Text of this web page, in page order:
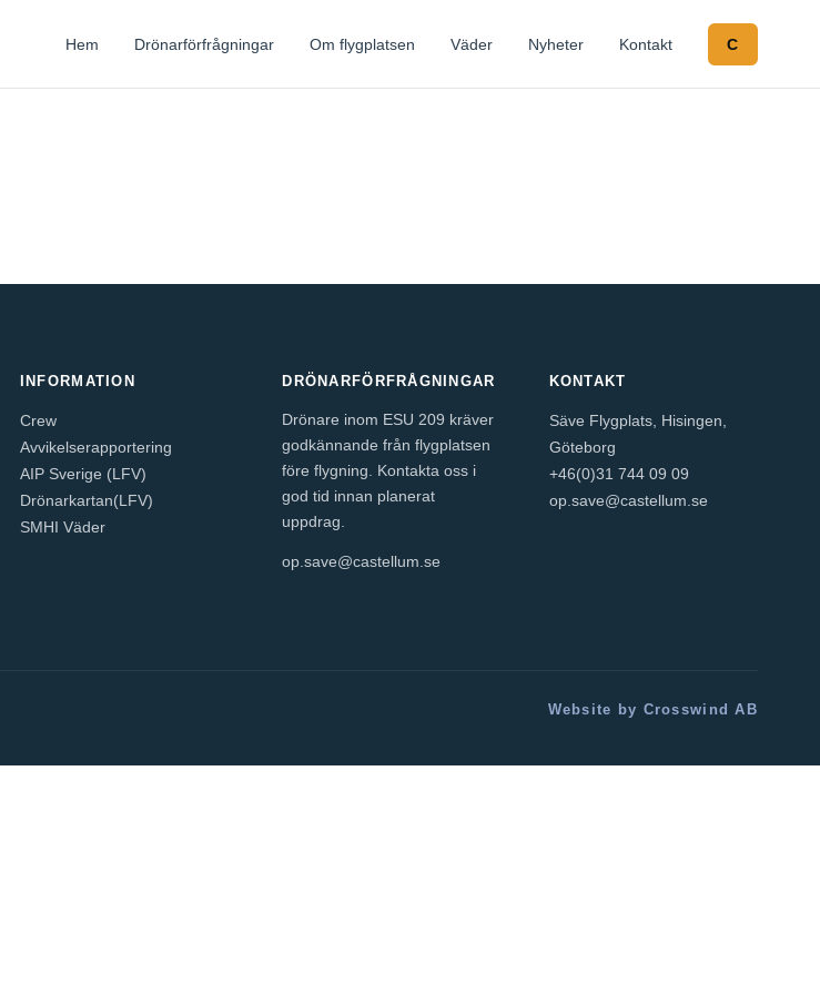
Hem Drönarförfrågningar Om flygplatsen Väder Nyheter Kontakt C
INFORMATION
Crew
Avvikelserapportering
AIP Sverige (LFV)
Drönarkartan(LFV)
SMHI Väder
DRÖNARFÖRFRÅGNINGAR
Drönare inom ESU 209 kräver
godkännande från flygplatsen
före flygning. Kontakta oss i
god tid innan planerat
uppdrag.
op.save@castellum.se
KONTAKT
Säve Flygplats, Hisingen,
Göteborg
+46(0)31 744 09 09
op.save@castellum.se
Website by Crosswind AB